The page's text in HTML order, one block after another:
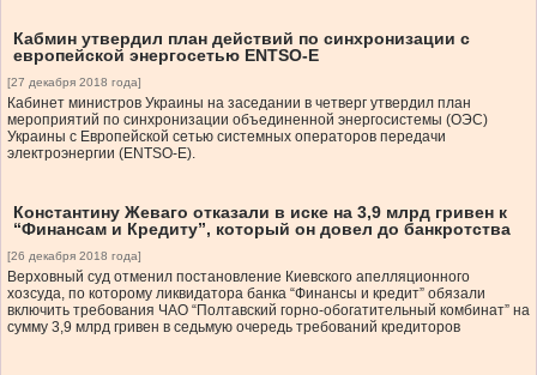
Кабмин утвердил план действий по синхронизации с
европейской энергосетью ENTSO-E
[27 декабря 2018 года]
Кабинет министров Украины на заседании в четверг утвердил план
мероприятий по синхронизации объединенной энергосистемы (ОЭС)
Украины с Европейской сетью системных операторов передачи
электроэнергии (ENTSO-E).
Константину Жеваго отказали в иске на 3,9 млрд гривен к
“Финансам и Кредиту”, который он довел до банкротства
[26 декабря 2018 года]
Верховный суд отменил постановление Киевского апелляционного
хозсуда, по которому ликвидатора банка “Финансы и кредит” обязали
включить требования ЧАО “Полтавский горно-обогатительный комбинат” на
сумму 3,9 млрд гривен в седьмую очередь требований кредиторов